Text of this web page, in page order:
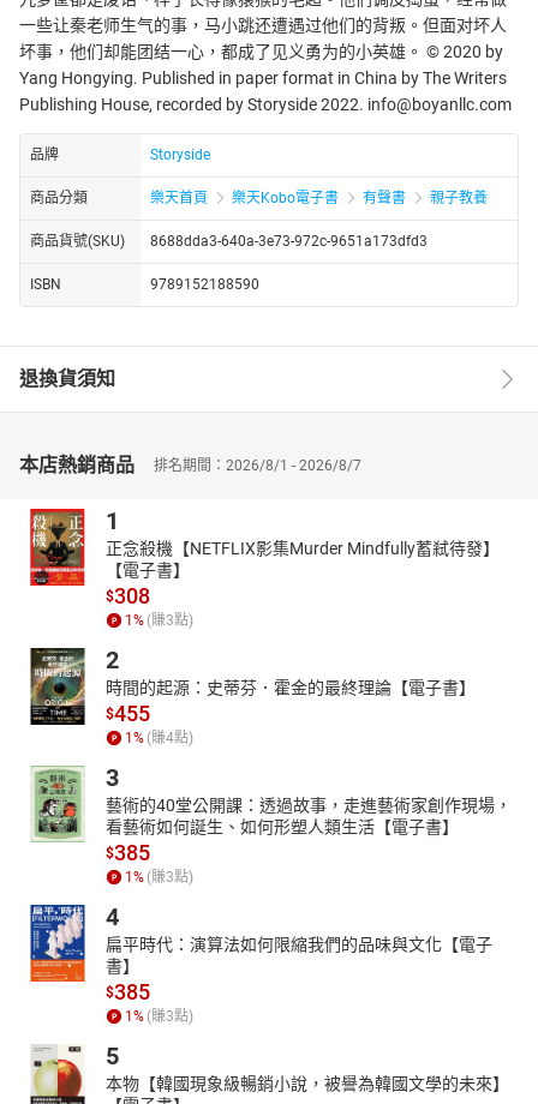
一些让秦老师生气的事，马小跳还遭遇过他们的背叛。但面对坏人
坏事，他们却能团结一心，都成了见义勇为的小英雄。 © 2020 by
Yang Hongying. Published in paper format in China by The Writers
Publishing House, recorded by Storyside 2022. info@boyanllc.com
品牌 Storyside
商品分類 樂天首頁 樂天Kobo電子書 有聲書 親子教養
商品貨號(SKU) 8688dda3-640a-3e73-972c-9651a173dfd3
ISBN 9789152188590
退換貨須知
本店熱銷商品 排名期間：2026/8/1 - 2026/8/7
1
正念殺機【NETFLIX影集Murder Mindfully蓄弒待發】
【電子書】
$308
1% (賺3點)
2
時間的起源：史蒂芬．霍金的最終理論【電子書】
$455
1% (賺4點)
3
藝術的40堂公開課：透過故事，走進藝術家創作現場，
看藝術如何誕生、如何形塑人類生活【電子書】
$385
1% (賺3點)
4
扁平時代：演算法如何限縮我們的品味與文化【電子
書】
$385
1% (賺3點)
5
本物【韓國現象級暢銷小說，被譽為韓國文學的未來】